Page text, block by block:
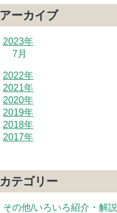
アーカイブ
2023年
7月
2022年
2021年
2020年
2019年
2018年
2017年
カテゴリー
その他/いろいろ紹介・解説